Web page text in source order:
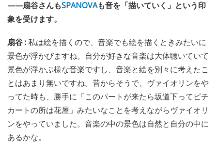
——扇谷さんもSPANOVAも音を「描いていく」という印
象を受けます。
扇谷 :私は絵を描くので、音楽でも絵を描くときみたいに
景色が浮かびますね。自分が好きな音楽は大体聴いていて
景色が浮かぶ様な音楽ですし、音楽と絵を別々に考えたこ
とはあまり無いですね。昔からそうで、ヴァイオリンをや
ってた時も、勝手に「このパートが来たら坂道下ってピチ
カートの所は花屋」みたいなことを考えながらヴァイオリ
ンをやっていました。音楽の中の景色は自然と自分の中に
あるかな。